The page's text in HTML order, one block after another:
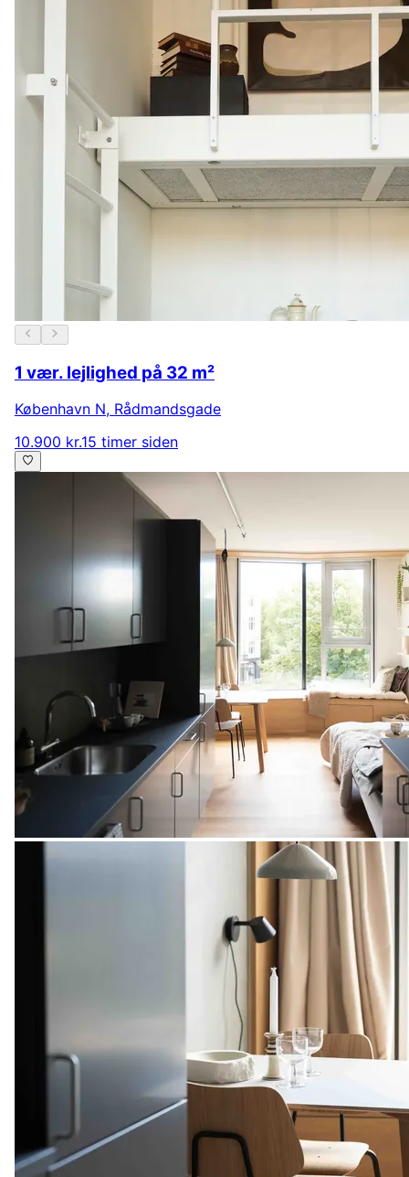
1 vær. lejlighed på 32 m²
København N, Rådmandsgade
10.900 kr.15 timer siden